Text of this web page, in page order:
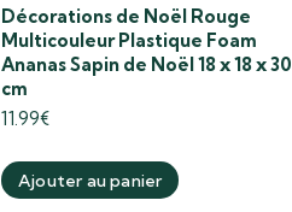
Décorations de Noël Rouge
Multicouleur Plastique Foam
Ananas Sapin de Noël 18 x 18 x 30
cm
11.99€
Ajouter au panier